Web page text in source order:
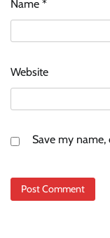
Name *
Website
Save my